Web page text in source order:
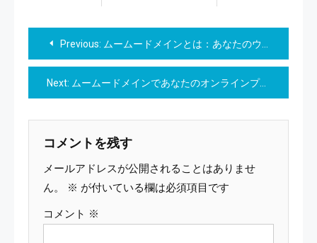
投
稿
ナ
ビ
ゲ
ー
シ
Previous: ムームードメインとは：あなたのウェブプレゼンスを支えるパートナー
Next: ムームードメインであなたのオンラインプレゼンスを確立 – – – ステップバイステップで簡単登録！
コメントを残す
メールアドレスが公開されることはありませ
ん。
※ が付いている欄は必須項目です
コメント ※